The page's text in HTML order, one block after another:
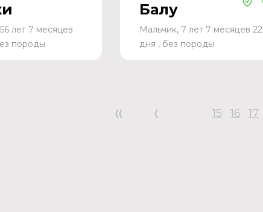
лет 7 месяцев
породы
Балу
Мальчик, 7 лет 7 месяцев 22
дня , без породы
15 16 17